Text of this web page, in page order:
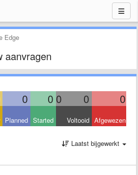
Edge
aanvragen
0 0 0 0 0
Planned Started Voltooid Afgewezen
Laatst bijgewerkt